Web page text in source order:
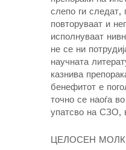
слепо ги следат,
повторуваат и
исполнуваат
не се ни
научната
казнива
бенефитот е
точно се наоѓа
упатсво на СЗО,
ЦЕЛОСЕН